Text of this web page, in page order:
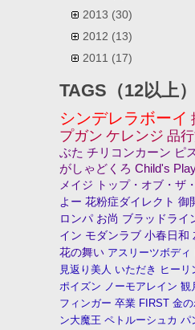
2013 (30)
2012 (13)
2011 (17)
TAGS（12以上）
シンデレラボーイ
プガン ケレンジ 品
ぶた チリコンカーン ピ
がしゃどくろ Child's
メイジ
トップ・オブ・ザ
よー 花粉症ダイレクト 御
ロンパ お尚 ブラッドライ
イン モダンラブ 小春日和
花の舞い アスリーツボディ
見返り美人 いただき ヒーリ
ポイズン ノーモアレイン 観
フィンガー 卒業 FIRST 金の
ン大魔王 ペトルーシュカ パ